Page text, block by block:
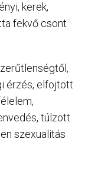
kerek,
fekvő csont
érzés, elfojtott
túlzott
szexualitás